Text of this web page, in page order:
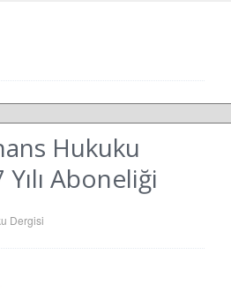
Hukuku
Aboneliği
Dergisi